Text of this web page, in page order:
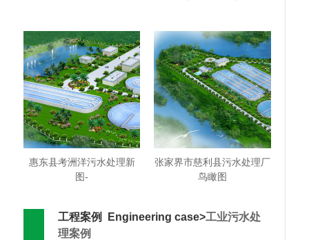
惠东县考洲洋污水处理新
图-
张家界市慈利县污水处理厂
鸟瞰图
工程案例 Engineering case>工业污水处
理案例